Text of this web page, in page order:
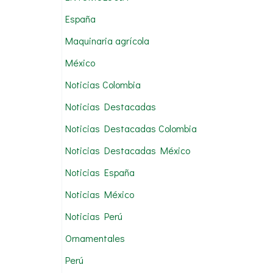
:España
Maquinaria agrícola
México
Noticias Colombia
Noticias Destacadas
Noticias Destacadas Colombia
Noticias Destacadas México
Noticias España
Noticias México
Noticias Perú
Ornamentales
Perú